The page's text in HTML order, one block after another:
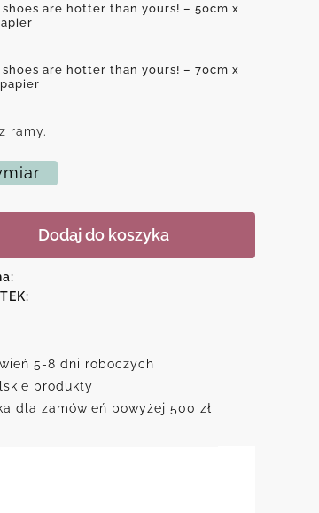
are hotter than yours! – 50cm x
are hotter than yours! – 70cm x
ramy.
Dodaj do koszyka
5-8 dni roboczych
produkty
dla zamówień powyżej 500 zł